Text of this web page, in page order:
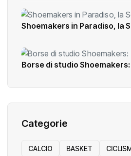
Shoemakers in Paradiso, la
Borse di studio
Categorie
CALCIO BASKET